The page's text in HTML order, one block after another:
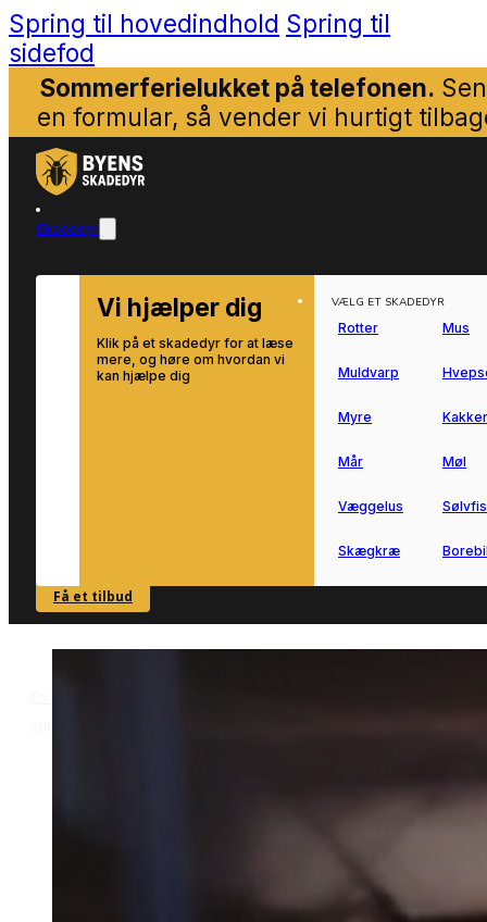
Spring til hovedindhold Spring til
sidefod
Sommerferielukket på telefonen.
en formular, så vender vi hurtigt
Skadedyr
Vi hjælper dig
Klik på et skadedyr for at læse
mere, og høre om hvordan vi
kan hjælpe dig
SE OVERSIGT
VÆLG ET SKADEDYR
Rotter Mus
Muldvarp
Myre
Mår Møl
Væggelus
Skægkræ
Få et tilbud
Effektiv sølvfiskbekæmpelse i Stilling
både huse, rækkehuse og mindre